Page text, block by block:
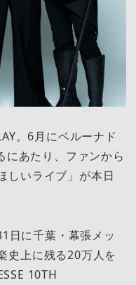
。6月にベルーナド
あたり、ファンから
しいライブ」が本日
日に千葉・幕張メッ
史上に残る20万人を
10TH